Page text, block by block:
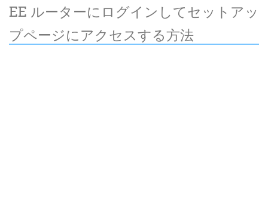
EE ルーターにログインしてセットアッ
プページにアクセスする方法